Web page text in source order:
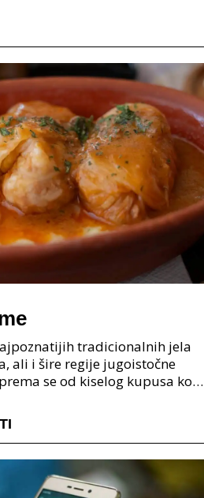
tradicionalnih jela
ali i šire regije jugoistočne
se od kiselog kupusa koji